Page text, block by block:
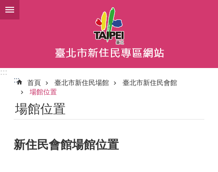
跳到主要內容區塊
:::
:::
首頁 臺北市新住民場館
臺北市新住民會館
場館位置
場館位置
新住民會館場館位置